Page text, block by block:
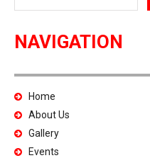
NAVIGATION
Home
About Us
Gallery
Events